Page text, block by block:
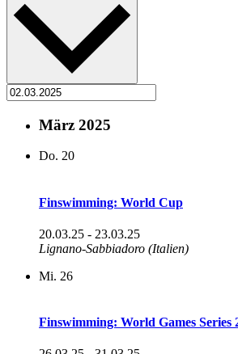
März 2025
Do. 20
Finswimming: World Cup
20.03.25 - 23.03.25
Lignano-Sabbiadoro (Italien)
Mi. 26
Finswimming: World Games Series